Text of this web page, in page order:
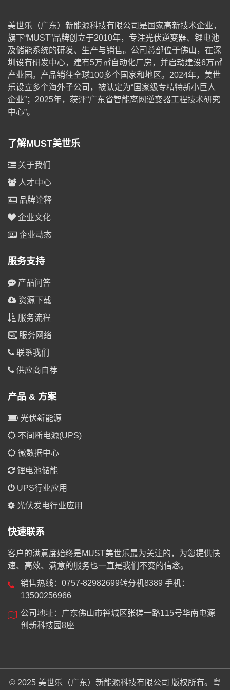
美世乐（广东）新能源科技有限公司是国家高新技术企业，
旗下“MUST”品牌创立于2010年，专注光伏逆变器、锂电池
及储能系统的研发、生产与销售。公司总部位于佛山，在深
圳设有研发中心，建有5万㎡自动化厂房，并启动建设6万㎡
产业园。产品销往全球100多个国家和地区。2024年，美世
乐设立多个海外子公司，被认定为“国家级专精特新小巨人
企业”；2025年，获评“广东省智能离网逆变器工程技术研究
中心”。
了解MUST美世乐
关于我们
人才中心
品牌诠释
企业文化
企业动态
服务支持
产品问答
资源下载
服务流程
服务网络
联系我们
供应商自荐
产品 & 方案
光伏新能源
不间断电源(UPS)
微数据中心
锂电池储能
UPS行业应用
光伏发电行业应用
快速联系
客户的满意度始终是MUST美世乐最为关注的，为您提供快
速、高效、满意的服务也一直是我们不变的信念。
销售热线：0757-82982699转分机8389 手机：
13500256966
公司地址：广东佛山市禅城区张槎一路115号华南电源
创新科技园8座
© 2025 美世乐（广东）新能源科技有限公司 版权所有。 粤